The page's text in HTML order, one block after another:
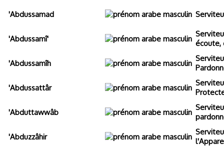
'Abdussamad
'Abdussamî'
écoute,
'Abdussamîh
'Abdussattâr
'Abduttawwâb
'Abduzzâhir